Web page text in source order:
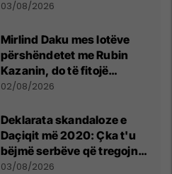
- dhe bota digjitale serbe
03/08/2026
Mirlind Daku mes lotëve
përshëndetet me Rubin
Kazanin, do të fitojë
miliona te Spartak Moska
02/08/2026
​Deklarata skandaloze e
Daçiqit më 2020: Çka t'u
bëjmë serbëve që tregojnë
ku janë varrosur shqiptarët
03/08/2026